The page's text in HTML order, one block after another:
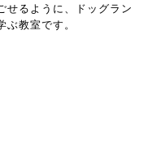
せるように、ドッグラン
教室です。